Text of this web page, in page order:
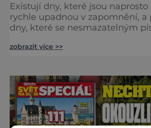
Existují dny, které jsou naprosto
rychle upadnou v zapomnění, a
dny, které se nesmazatelným
dojde k významnému objevu
krážem. Je 10. dubna roku 49 př. n. l. a na
břehu říčky Rubikon pronáší
Caesar svou slavnou vě
zobrazit více >>